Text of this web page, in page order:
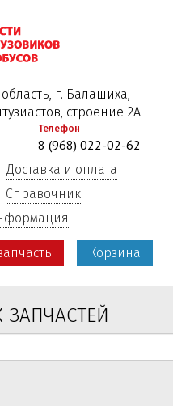
г. Балашиха,
строение 2А
Телефон
8 (968) 022-02-62
Доставка и оплата
Справочник
Корзина
ЗАПЧАСТЕЙ